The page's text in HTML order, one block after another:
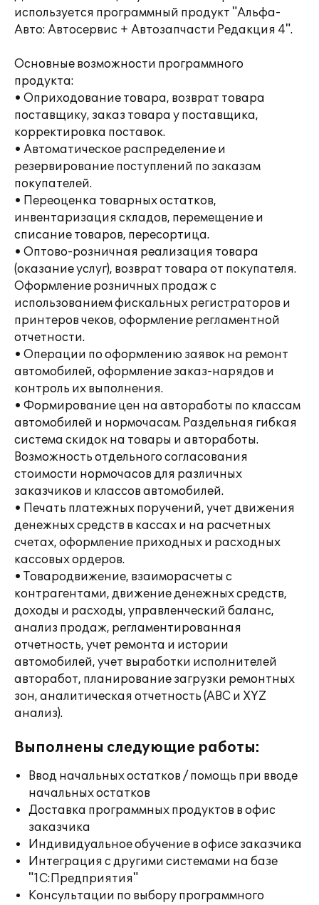
используется программный продукт "Альфа-
Авто: Автосервис + Автозапчасти Редакция 4".
Основные возможности программного
продукта:
• Оприходование товара, возврат товара
поставщику, заказ товара у поставщика,
корректировка поставок.
• Автоматическое распределение и
резервирование поступлений по заказам
покупателей.
• Переоценка товарных остатков,
инвентаризация складов, перемещение и
списание товаров, пересортица.
• Оптово-розничная реализация товара
(оказание услуг), возврат товара от покупателя.
Оформление розничных продаж с
использованием фискальных регистраторов и
принтеров чеков, оформление регламентной
отчетности.
• Операции по оформлению заявок на ремонт
автомобилей, оформление заказ-нарядов и
контроль их выполнения.
• Формирование цен на автоработы по классам
автомобилей и нормочасам. Раздельная гибкая
система скидок на товары и автоработы.
Возможность отдельного согласования
стоимости нормочасов для различных
заказчиков и классов автомобилей.
• Печать платежных поручений, учет движения
денежных средств в кассах и на расчетных
счетах, оформление приходных и расходных
кассовых ордеров.
• Товародвижение, взаиморасчеты с
контрагентами, движение денежных средств,
доходы и расходы, управленческий баланс,
анализ продаж, регламентированная
отчетность, учет ремонта и истории
автомобилей, учет выработки исполнителей
авторабот, планирование загрузки ремонтных
зон, аналитическая отчетность (ABC и XYZ
анализ).
Выполнены следующие работы:
Ввод начальных остатков / помощь при вводе
начальных остатков
Доставка программных продуктов в офис
заказчика
Индивидуальное обучение в офисе заказчика
Интеграция с другими системами на базе
"1С:Предприятия"
Консультации по выбору программного